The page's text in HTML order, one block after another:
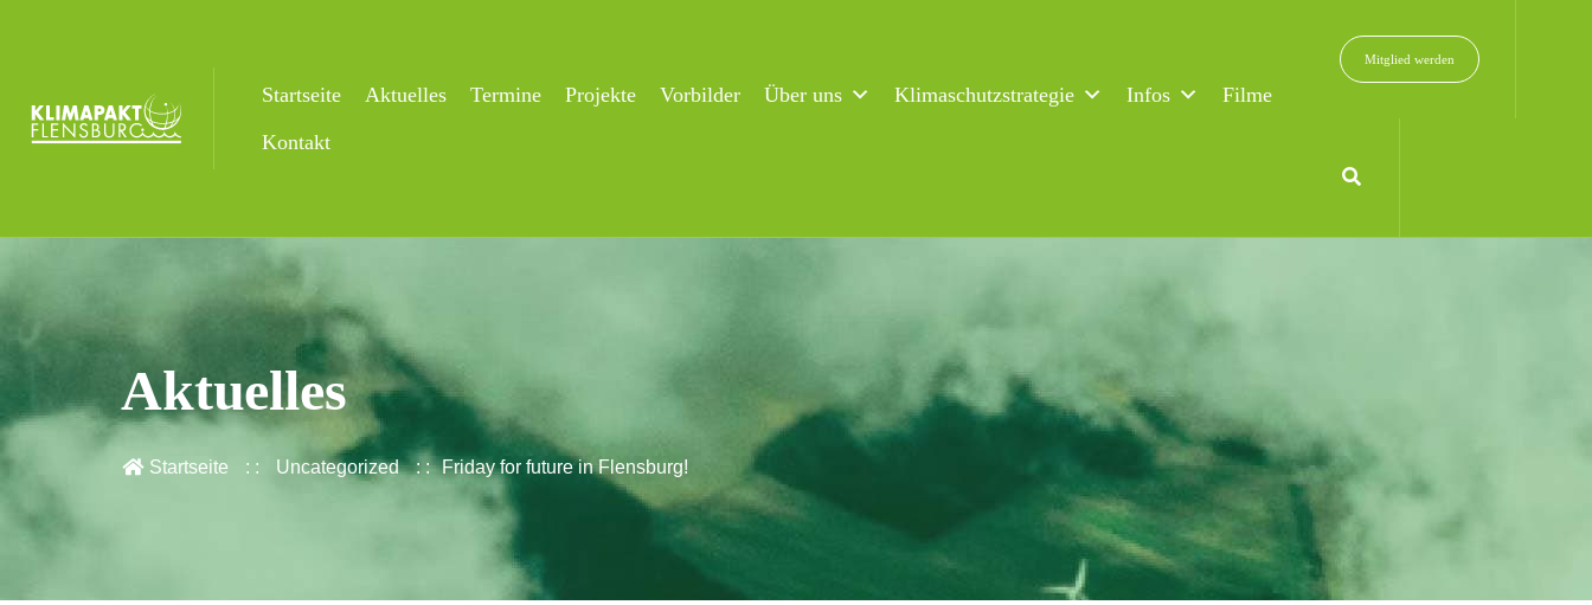
Startseite Aktuelles Termine Projekte Vorbilder Über uns Klimaschutzstrategie Infos
Filme
Kontakt
Mitglied werden
Aktuelles
Startseite Uncategorized Friday for future in Flensburg!